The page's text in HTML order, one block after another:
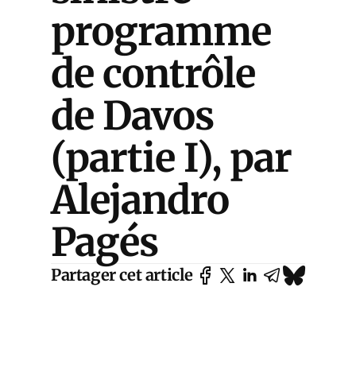
programme
de contrôle
de Davos
(partie I), par
Alejandro
Pagés
Partager cet article